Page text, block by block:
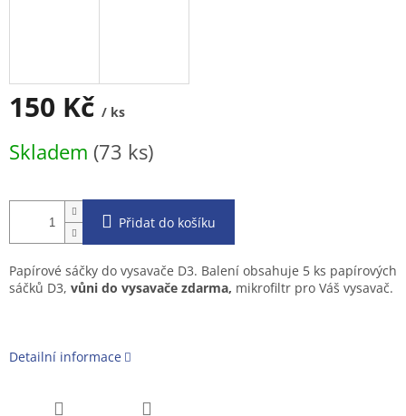
150 Kč / ks
cena:
Skladem (73 ks)
Přidat do košíku
Papírové sáčky do vysavače D3. Balení obsahuje 5 ks papírových
sáčků D3, vůni do vysavače zdarma, mikrofiltr pro Váš vysavač.
Detailní informace